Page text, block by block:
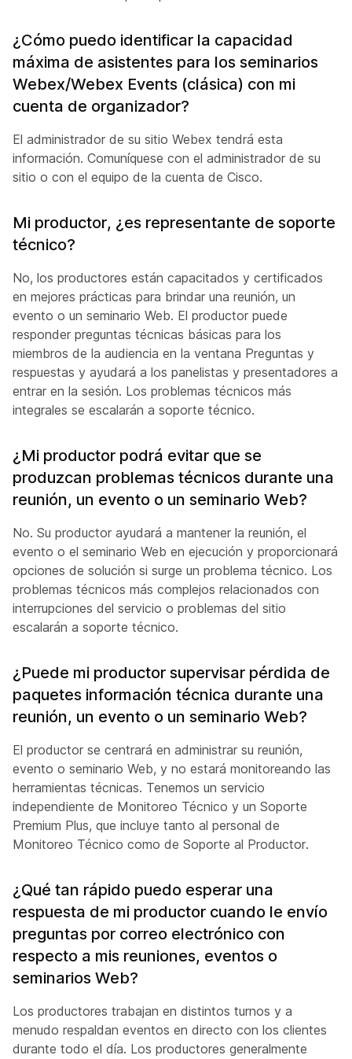
¿Cómo puedo identificar la capacidad
máxima de asistentes para los seminarios
Webex/Webex Events (clásica) con mi
cuenta de organizador?
El administrador de su sitio Webex tendrá esta
información. Comuníquese con el administrador de su
sitio o con el equipo de la cuenta de Cisco.
Mi productor, ¿es representante de soporte
técnico?
No, los productores están capacitados y certificados
en mejores prácticas para brindar una reunión, un
evento o un seminario Web. El productor puede
responder preguntas técnicas básicas para los
miembros de la audiencia en la ventana Preguntas y
respuestas y ayudará a los panelistas y presentadores a
entrar en la sesión. Los problemas técnicos más
integrales se escalarán a soporte técnico.
¿Mi productor podrá evitar que se
produzcan problemas técnicos durante una
reunión, un evento o un seminario Web?
No. Su productor ayudará a mantener la reunión, el
evento o el seminario Web en ejecución y proporcionará
opciones de solución si surge un problema técnico. Los
problemas técnicos más complejos relacionados con
interrupciones del servicio o problemas del sitio
escalarán a soporte técnico.
¿Puede mi productor supervisar pérdida de
paquetes información técnica durante una
reunión, un evento o un seminario Web?
El productor se centrará en administrar su reunión,
evento o seminario Web, y no estará monitoreando las
herramientas técnicas. Tenemos un servicio
independiente de Monitoreo Técnico y un Soporte
Premium Plus, que incluye tanto al personal de
Monitoreo Técnico como de Soporte al Productor.
¿Qué tan rápido puedo esperar una
respuesta de mi productor cuando le envío
preguntas por correo electrónico con
respecto a mis reuniones, eventos o
seminarios Web?
Los productores trabajan en distintos turnos y a
menudo respaldan eventos en directo con los clientes
durante todo el día. Los productores generalmente